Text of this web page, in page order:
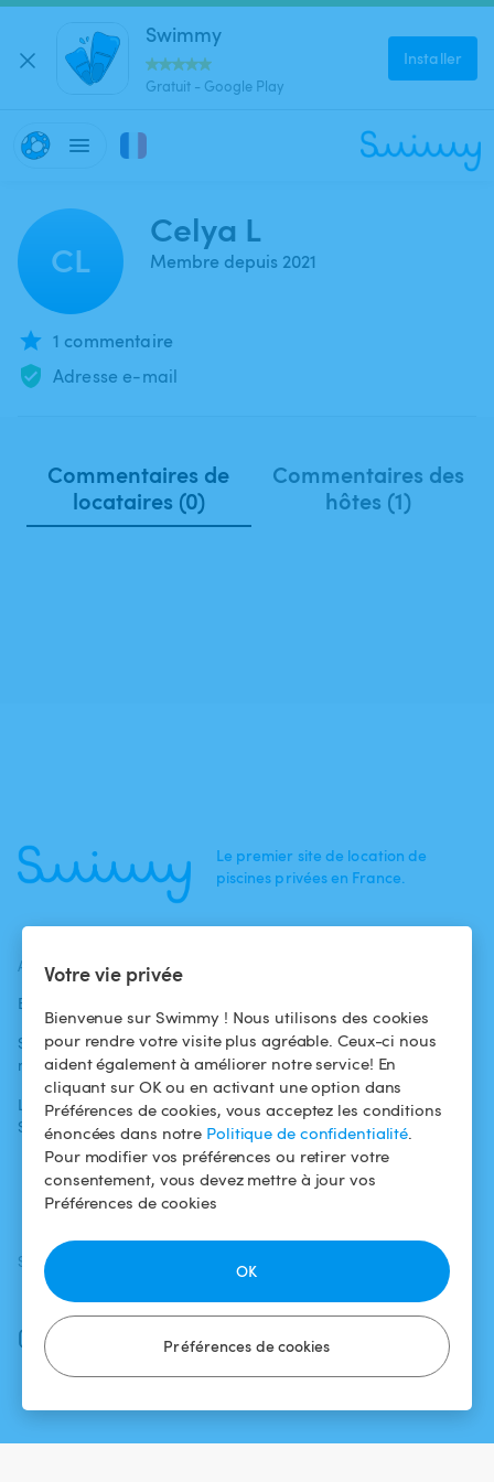
Votre vie privée
Bienvenue sur Swimmy ! Nous utilisons des cookies
pour rendre votre visite plus agréable. Ceux-ci nous
aident également à améliorer notre service! En
cliquant sur OK ou en activant une option dans
Préférences de cookies, vous acceptez les conditions
énoncées dans notre Politique de confidentialité.
Pour modifier vos préférences ou retirer votre
consentement, vous devez mettre à jour vos
Préférences de cookies
Préférences de cookies
OK
Swimmy
Gratuit - Google Play
Installer
CL
Celya L
Membre depuis 2021
1 commentaire
Adresse e-mail
Commentaires de
locataires (0)
Commentaires des
hôtes (1)
Le premier site de location de
piscines privées en France.
ACTUALITÉS
Blog
Swimmy dans les
médias
L'aventure
Swimmy
baigneurs
Pour les
propriétaires
Louer ma piscine
Comment ça
marche ?
Conditions
d'utilisation
Politique de
confidentialité
Mentions légales
SUIVEZ-NOUS
Facebook
Instagram